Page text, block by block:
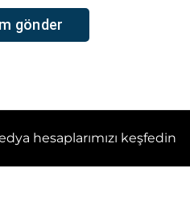
hesaplarımızı keşfedin